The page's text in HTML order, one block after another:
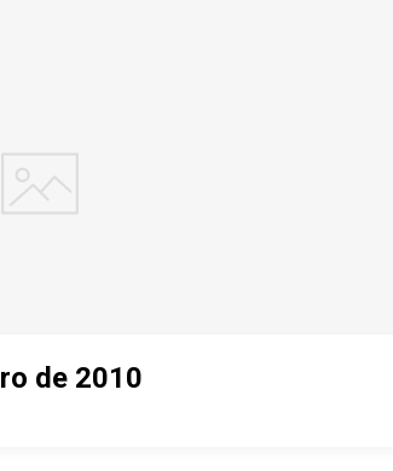
de 2010